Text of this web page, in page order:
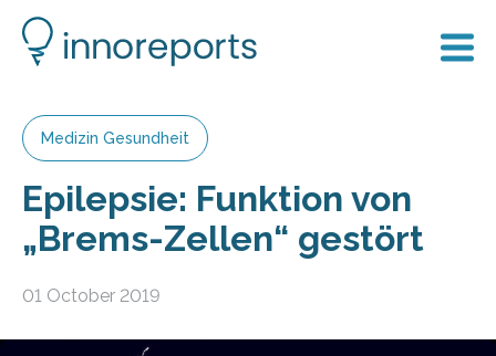
Medizin Gesundheit
Epilepsie: Funktion von
„Brems-Zellen“ gestört
01 October 2019